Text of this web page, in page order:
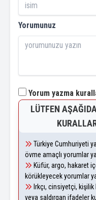
Yorumunuz
Yorum yazma
LÜTFEN
Türkiye Cumhuriyeti
övme amaçlı yorumlar
Küfür, argo, hakaret
körükleyecek yorumlar
Irkçı, cinsiyetçi,
veya saldırgan ifadeler